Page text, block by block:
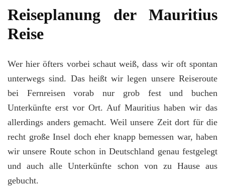
Reiseplanung der Mauritius
Reise
Wer hier öfters vorbei schaut weiß, dass wir oft spontan
unterwegs sind. Das heißt wir legen unsere Reiseroute
bei Fernreisen vorab nur grob fest und buchen
Unterkünfte erst vor Ort. Auf Mauritius haben wir das
allerdings anders gemacht. Weil unsere Zeit dort für die
recht große Insel doch eher knapp bemessen war, haben
wir unsere Route schon in Deutschland genau festgelegt
und auch alle Unterkünfte schon von zu Hause aus
gebucht.